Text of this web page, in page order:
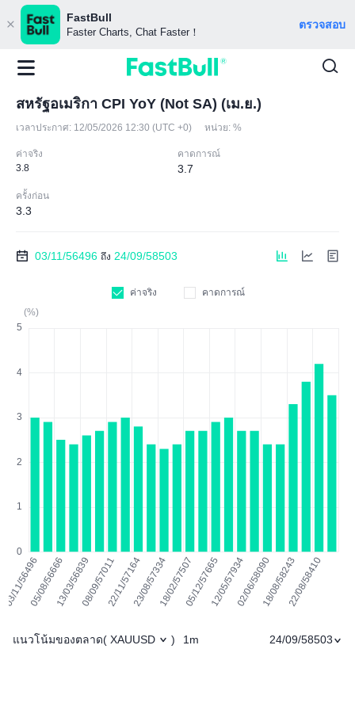
FastBull
Faster Charts, Chat Faster！
ตรวจสอบ
สหรัฐอเมริกา CPI YoY (Not SA) (เม.ย.)
เวลาประกาศ: 12/05/2026 12:30 (UTC +0) หน่วย: %
ค่าจริง
3.8
คาดการณ์
3.7
ครั้งก่อน
3.3
03/11/56496 ถึง 24/09/58503
ค่าจริง
คาดการณ์
(%)
แนวโน้มของตลาด( XAUUSD ) 1m 24/09/58503